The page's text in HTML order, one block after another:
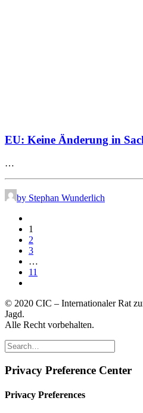
EU: Keine Änderung in
…
by Stephan Wunderlich
1
2
3
…
11
© 2020 CIC – Internationaler Rat
Jagd.
Alle Recht vorbehalten.
Privacy Preference Center
Privacy Preferences